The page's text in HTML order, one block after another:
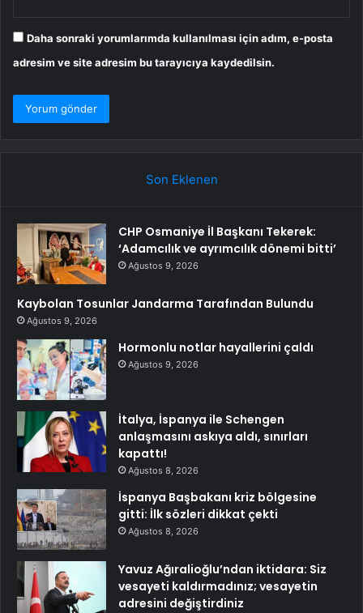
Daha sonraki yorumlarımda kullanılması için adım, e-posta
adresim ve site adresim bu tarayıcıya kaydedilsin.
Son Eklenen
CHP Osmaniye İl Başkanı Tekerek:
‘Adamcılık ve ayrımcılık dönemi bitti’
Ağustos 9, 2026
Kaybolan Tosunlar Jandarma Tarafından Bulundu
Ağustos 9, 2026
Hormonlu notlar hayallerini çaldı
Ağustos 9, 2026
İtalya, İspanya ile Schengen
anlaşmasını askıya aldı, sınırları
kapattı!
Ağustos 8, 2026
İspanya Başbakanı kriz bölgesine
gitti: İlk sözleri dikkat çekti
Ağustos 8, 2026
Yavuz Ağıralioğlu’ndan iktidara: Siz
vesayeti kaldırmadınız; vesayetin
adresini değiştirdiniz